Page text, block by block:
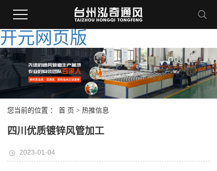
开元网页版
您当前的位置 ： 首 页 > 热推信息
四川优质镀锌风管加工
2023-01-04